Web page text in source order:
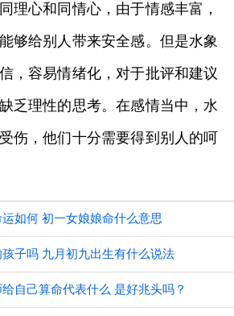
理心和同情心，由于情感丰富，
够给别人带来安全感。但是水象
，容易情绪化，对于批评和建议
乏理性的思考。在感情当中，水
伤，他们十分需要得到别人的呵
如何 初一女娘娘命什么意思
子吗 九月初九出生有什么说法
自己算命代表什么 是好兆头吗？